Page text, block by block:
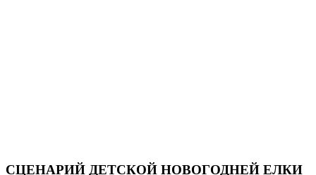
СЦЕНАРИЙ ДЕТСКОЙ НОВОГОДНЕЙ ЕЛКИ